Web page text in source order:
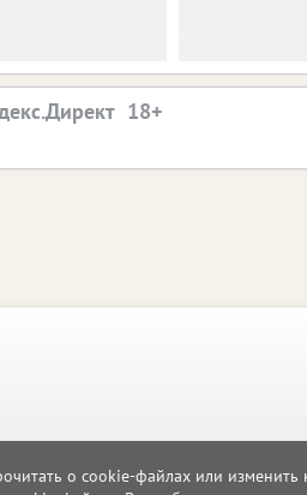
о cookie-файлах или изменить